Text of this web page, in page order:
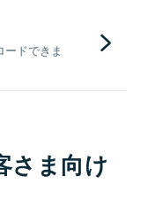
ドできま
さま向け